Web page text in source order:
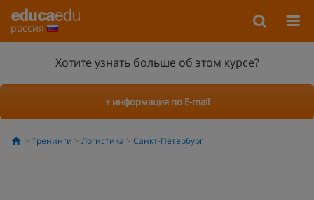
россия
Хотите узнать больше об этом курсе?
+ информация по E-mail
Тренинги Логистика Санкт-Петербург